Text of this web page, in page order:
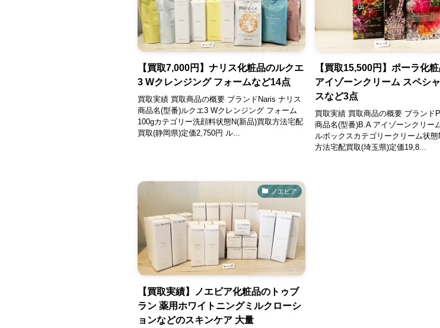
【買取7,000円】ナリス化粧品のルクエ
3 Wクレンジング フォームなど14点
買取実績 買取商品の概要 ブランドNaris ナリス
商品名(型番)ルクエ3 Wクレンジング フォーム
100gカテゴリー洗顔料状態N(新品)買取方法宅配
買取(静岡県)定価2,750円 ル...
【買取15,500円】ポーラ化
アイゾーンクリーム スペシ
スなど3点
買取実績 買取商品の概要 ブランド
商品名(型番)B.A アイゾーンクリー
ルボックスカテゴリークリーム状態
方法宅配買取(埼玉県)定価19,8...
ノエビア
【買取実績】ノエビア化粧品のトゥブ
ラン 薬用ホワイトニングミルクローシ
ョンなどのスキンケア 大量